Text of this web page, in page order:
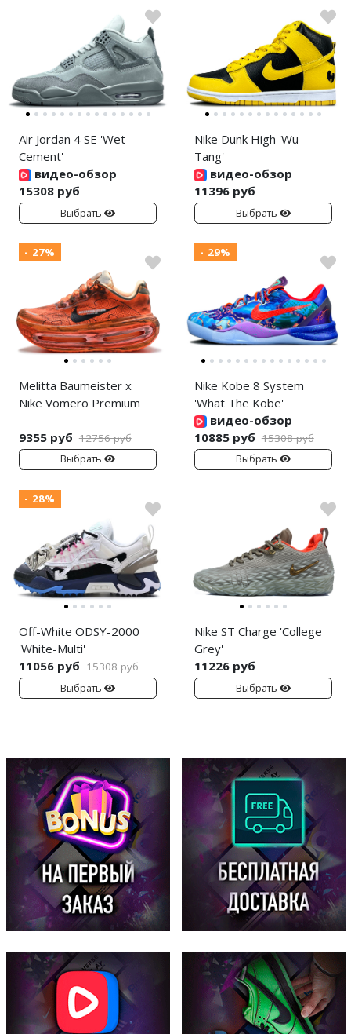
Air Jordan 4 SE 'Wet
Cement'
видео-обзор
15308 руб
Выбрать
Nike Dunk High 'Wu-
Tang'
видео-обзор
11396 руб
Выбрать
- 27%
Melitta Baumeister x
Nike Vomero Premium
9355 руб 12756 руб
Выбрать
- 29%
Nike Kobe 8 System
'What The Kobe'
видео-обзор
10885 руб 15308 руб
Выбрать
- 28%
Off-White ODSY-2000
'White-Multi'
11056 руб 15308 руб
Выбрать
Nike ST Charge 'College
Grey'
11226 руб
Выбрать